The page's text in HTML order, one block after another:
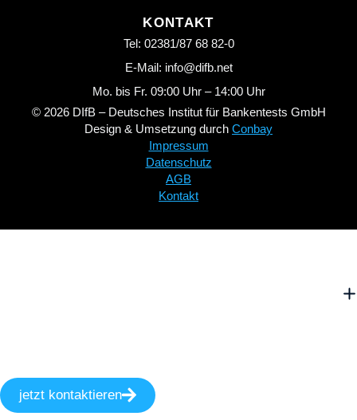
KONTAKT
Tel: 02381/87 68 82-0
E-Mail: info@difb.net
Mo. bis Fr. 09:00 Uhr – 14:00 Uhr
© 2026 DIfB – Deutsches Institut für Bankentests GmbH
Design & Umsetzung durch Conbay
Impressum
Datenschutz
AGB
Kontakt
jetzt kontaktieren